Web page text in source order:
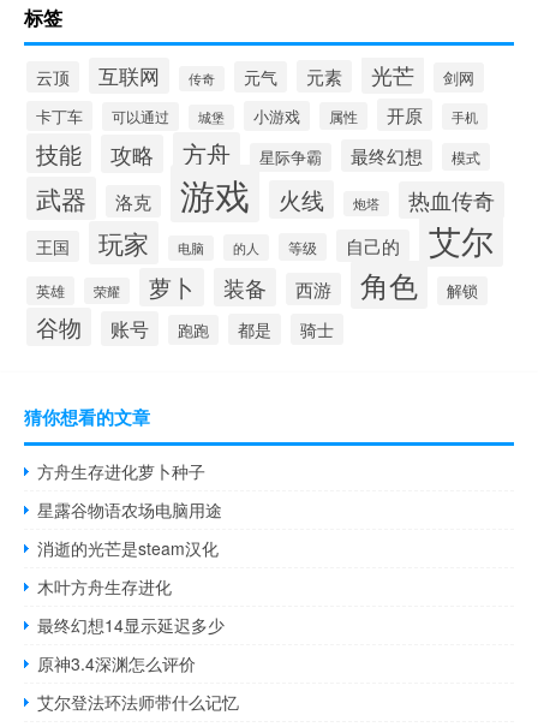
标签
云顶 互联网 传奇 元气 元素 光芒
剑网
卡丁车
可以通过 城堡 小游戏 属性 开原 手机
技能 攻略 方舟 星际争霸 最终幻想 模式
武器 洛克 游戏 火线 炮塔 热血传奇
王国 玩家 电脑 的人 等级 自己的 艾尔
英雄 荣耀 萝卜 装备 西游 角色 解锁
谷物 账号 跑跑 都是 骑士
猜你想看的文章
方舟生存进化萝卜种子
星露谷物语农场电脑用途
消逝的光芒是steam汉化
木叶方舟生存进化
最终幻想14显示延迟多少
原神3.4深渊怎么评价
艾尔登法环法师带什么记忆